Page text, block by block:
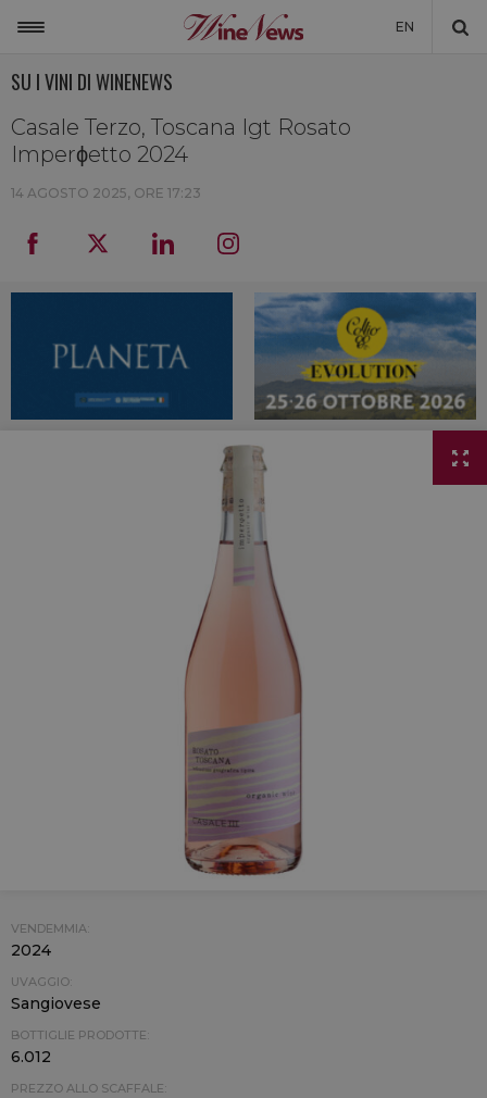
EN
MONDO
NON SOLO VINO
LA CANTINA DI WINENEWS
DICONO DI NOI
WINENEWS TV
SU I VINI DI WINENEWS
Casale Terzo, Toscana Igt Rosato
Imperϕetto 2024
14 AGOSTO 2025, ORE 17:23
VENDEMMIA:
2024
UVAGGIO:
Sangiovese
BOTTIGLIE PRODOTTE:
6.012
PREZZO ALLO SCAFFALE: